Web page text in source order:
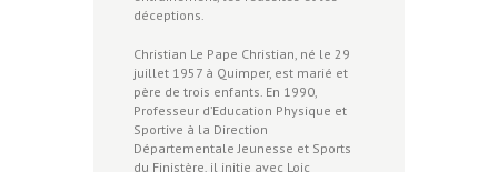
déceptions.
Christian Le Pape Christian, né le 29
juillet 1957 à Quimper, est marié et
père de trois enfants. En 1990,
Professeur d’Education Physique et
Sportive à la Direction
Départementale Jeunesse et Sports
du Finistère, il initie avec Loic